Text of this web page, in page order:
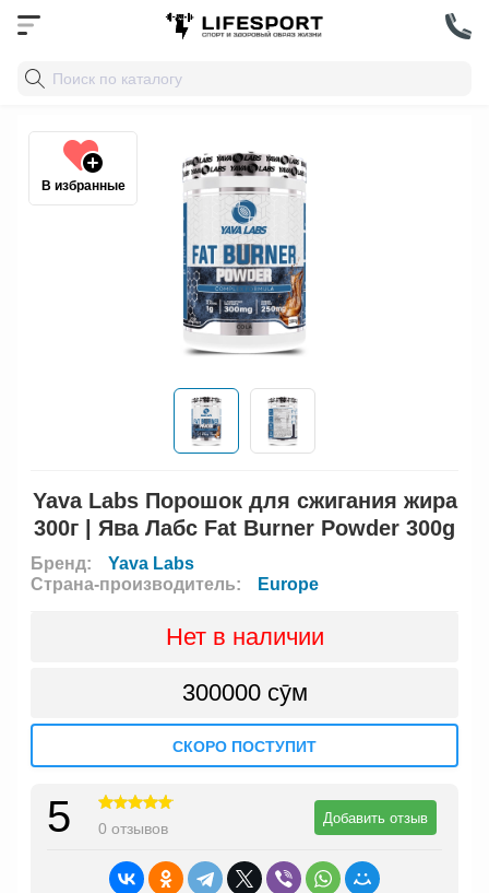
В избранные
Yava Labs Порошок для сжигания жира
300г | Ява Лабс Fat Burner Powder 300g
Бренд:
Yava Labs
Страна-производитель:
Europe
Нет в наличии
300000 сӯм
СКОРО ПОСТУПИТ
5 0 отзывов
Добавить отзыв